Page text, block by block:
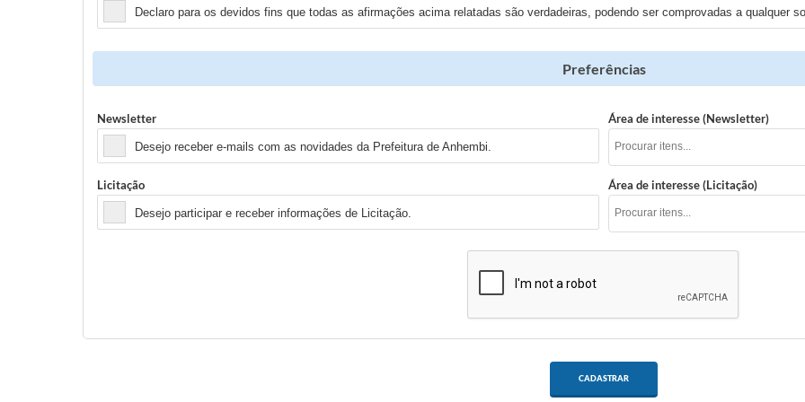
Declaro para os devidos fins que todas as afirmações acima relatadas são verdadeiras, podendo ser comprovadas a qualquer
Preferências
Newsletter
Desejo receber e-mails com as novidades da Prefeitura de Anhembi.
Área de interesse (Newsletter)
Licitação
Desejo participar e receber informações de Licitação.
Área de interesse (Licitação)
CADASTRAR